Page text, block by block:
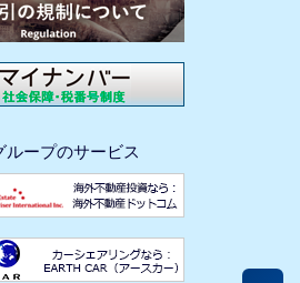
ループのサービス